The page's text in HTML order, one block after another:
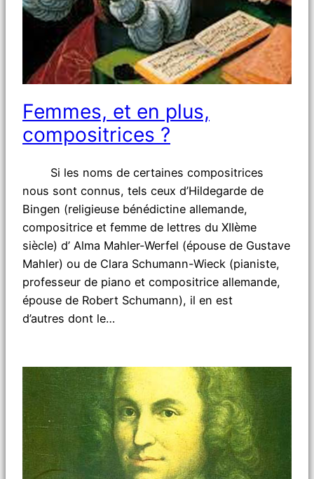
Femmes, et en plus,
compositrices ?
Si les noms de certaines compositrices
nous sont connus, tels ceux d’Hildegarde de
Bingen (religieuse bénédictine allemande,
compositrice et femme de lettres du XIIème
siècle) d’ Alma Mahler-Werfel (épouse de Gustave
Mahler) ou de Clara Schumann-Wieck (pianiste,
professeur de piano et compositrice allemande,
épouse de Robert Schumann), il en est
d’autres dont le…